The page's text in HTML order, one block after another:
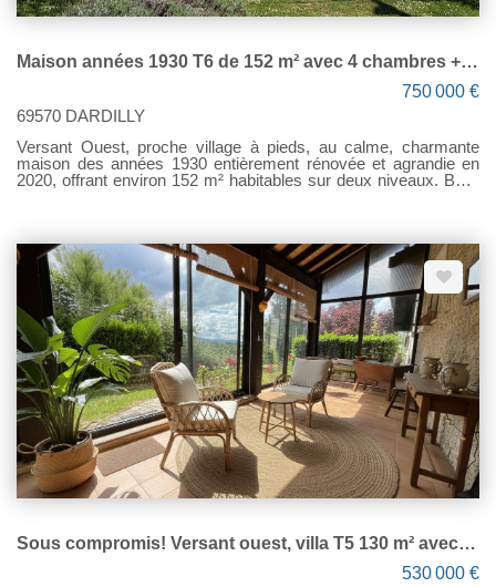
Maison années 1930 T6 de 152 m² avec 4 chambres + bureau jardin
750 000 €
69570 DARDILLY
Versant Ouest, proche village à pieds, au calme, charmante
maison des années 1930 entièrement rénovée et agrandie en
2020, offrant environ 152 m² habitables sur deux niveaux. Belle
dont une suite parentale de plain-pied avec espace bureau, salle
de bains et wc. À l'étage, un agréable espace lecture complète
les trois chambres avec placards, dont une avec bureau
attenant. Terrain plat, clos et piscinable de 753 m². Garage avec
porte motorisée, carport et stationnements supplémentaires
dans la propriété. Portail motorisé, et second accès piéton.
Prestations de qualité : parquets chêne, carreaux ciments,
volets roulants électriques, store banne électrique. DPE : C.
Contact : Sélection Immobilier Dardilly : 04/78/35/07/63 ou
O6/36/36/81/38 « Les informations sur les risques auxquels ce
bien est exposé sont disponibles sur le site Géorisques :
www.georisques.gouv.fr ».
Sous compromis! Versant ouest, villa T5 130 m² avec vue
530 000 €